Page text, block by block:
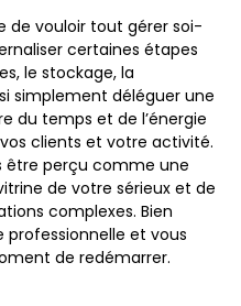
de vouloir tout gérer soi-
certaines étapes
le stockage, la
simplement déléguer une
du temps et de l’énergie
clients et votre activité.
être perçu comme une
de votre sérieux et de
complexes. Bien
et vous
de redémarrer.